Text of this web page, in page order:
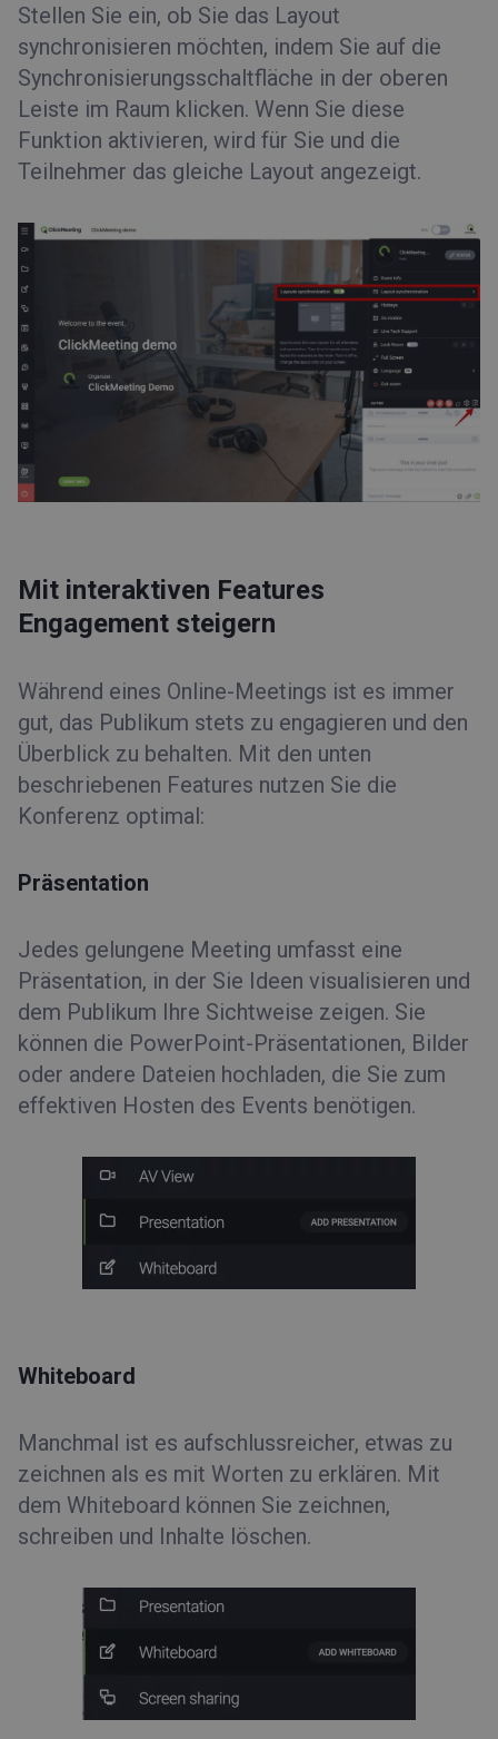
Stellen Sie ein, ob Sie das Layout
synchronisieren möchten, indem Sie auf die
Synchronisierungsschaltfläche in der oberen
Leiste im Raum klicken. Wenn Sie diese
Funktion aktivieren, wird für Sie und die
Teilnehmer das gleiche Layout angezeigt.
Mit interaktiven Features
Engagement steigern
Während eines Online-Meetings ist es immer
gut, das Publikum stets zu engagieren und den
Überblick zu behalten. Mit den unten
beschriebenen Features nutzen Sie die
Konferenz optimal:
Präsentation
Jedes gelungene Meeting umfasst eine
Präsentation, in der Sie Ideen visualisieren und
dem Publikum Ihre Sichtweise zeigen. Sie
können die PowerPoint-Präsentationen, Bilder
oder andere Dateien hochladen, die Sie zum
effektiven Hosten des Events benötigen.
Whiteboard
Manchmal ist es aufschlussreicher, etwas zu
zeichnen als es mit Worten zu erklären. Mit
dem Whiteboard können Sie zeichnen,
schreiben und Inhalte löschen.